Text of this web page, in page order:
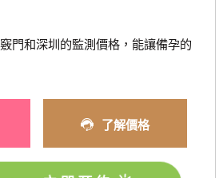
和深圳的監測價格，能讓備孕的
了解價格